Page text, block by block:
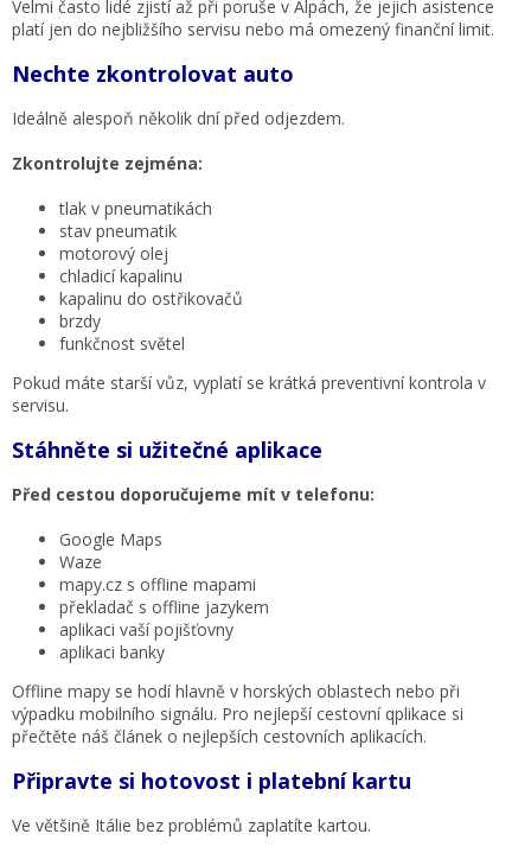
Velmi často lidé zjistí až při poruše v Alpách, že jejich asistence
platí jen do nejbližšího servisu nebo má omezený finanční limit.
Nechte zkontrolovat auto
Ideálně alespoň několik dní před odjezdem.
Zkontrolujte zejména:
tlak v pneumatikách
stav pneumatik
motorový olej
chladicí kapalinu
kapalinu do ostřikovačů
brzdy
funkčnost světel
Pokud máte starší vůz, vyplatí se krátká preventivní kontrola v
servisu.
Stáhněte si užitečné aplikace
Před cestou doporučujeme mít v telefonu:
Google Maps
Waze
mapy.cz s offline mapami
překladač s offline jazykem
aplikaci vaší pojišťovny
aplikaci banky
Offline mapy se hodí hlavně v horských oblastech nebo při
výpadku mobilního signálu. Pro nejlepší cestovní qplikace si
přečtěte náš článek o nejlepších cestovních aplikacích.
Připravte si hotovost i platební kartu
Ve většině Itálie bez problémů zaplatíte kartou.